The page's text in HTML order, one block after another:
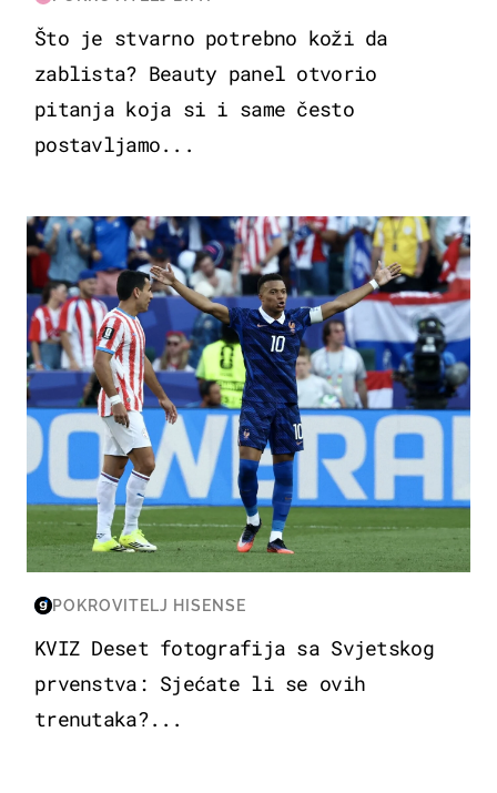
Što je stvarno potrebno koži da
zablista? Beauty panel otvorio
pitanja koja si i same često
postavljamo...
SVJETSKO PRVENSTVO 2026
POKROVITELJ HISENSE
KVIZ Deset fotografija sa Svjetskog
prvenstva: Sjećate li se ovih
trenutaka?...